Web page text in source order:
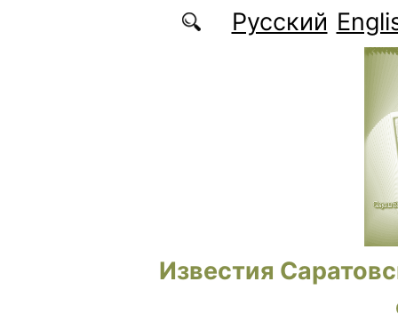
Перейти к основному содержаниюРусский
Известия